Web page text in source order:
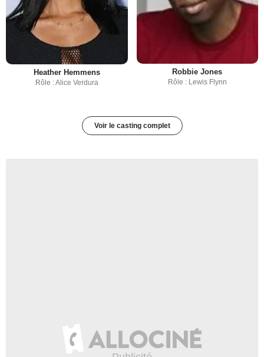
Heather Hemmens
Rôle : Alice Verdura
Robbie Jones
Rôle : Lewis Flynn
Voir le casting complet